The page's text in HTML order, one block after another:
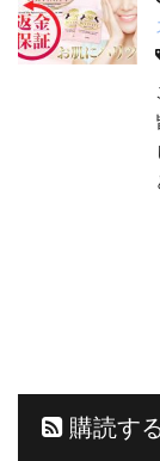
購読す